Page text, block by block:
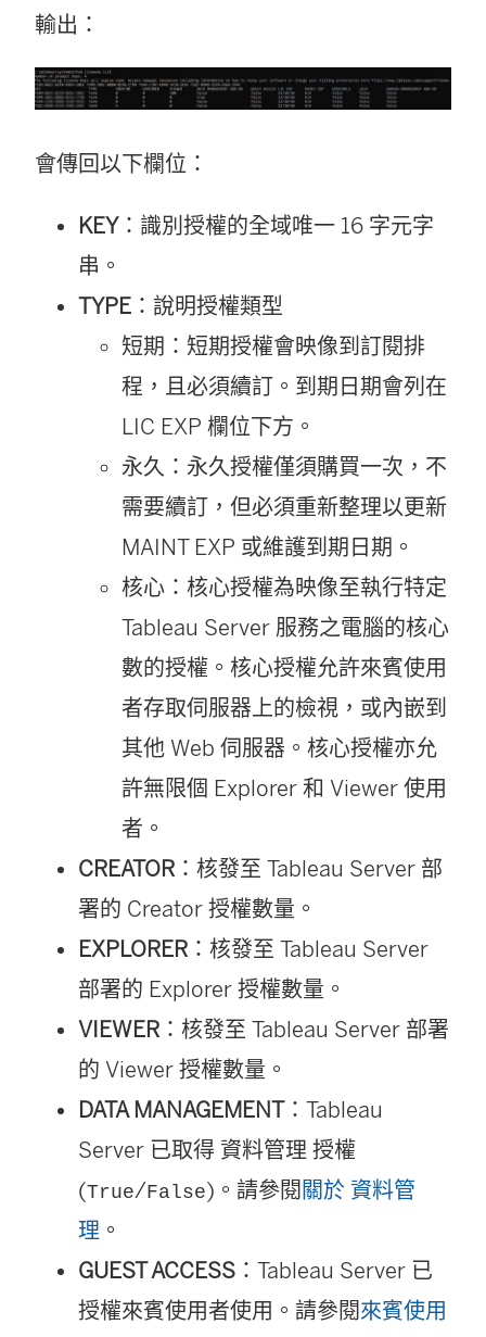
輸出：
會傳回以下欄位：
KEY：識別授權的全域唯一 16 字元字
串。
TYPE ：說明授權類型
短期：短期授權會映像到訂閱排
程，且必須續訂。到期日期會列在
LIC EXP 欄位下方。
永久：永久授權僅須購買一次，不
需要續訂，但必須重新整理以更新
MAINT EXP 或維護到期日期。
核心：核心授權為映像至執行特定
Tableau Server 服務之電腦的核心
數的授權。核心授權允許來賓使用
者存取伺服器上的檢視，或內嵌到
其他 Web 伺服器。核心授權亦允
許無限個 Explorer 和 Viewer 使用
者。
CREATOR ：核發至 Tableau Server 部
署的 Creator 授權數量。
EXPLORER ：核發至 Tableau Server
部署的 Explorer 授權數量。
VIEWER ：核發至 Tableau Server 部署
的 Viewer 授權數量。
DATA MANAGEMENT：Tableau
Server 已取得 資料管理 授權
(True/False)。請參閱 關於 資料管
理 。
GUEST ACCESS ：Tableau Server 已
授權來賓使用者使用。請參閱來賓使用